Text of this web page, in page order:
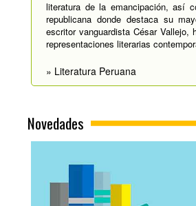
literatura de la emancipación, así
republicana donde destaca su
escritor vanguardista César Vallejo,
representaciones literarias
» Literatura Peruana
Novedades